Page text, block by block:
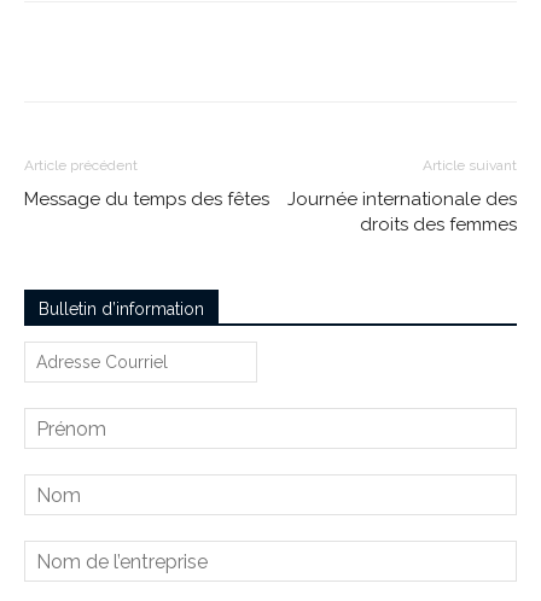
Article précédent
Message du temps des fêtes
Article suivant
Journée internationale des
droits des femmes
Bulletin d’information